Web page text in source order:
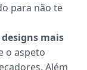
para não te
mais
o aspeto
Além